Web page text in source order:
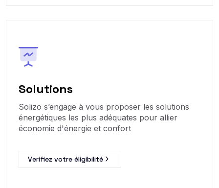
Solutions
Solizo s’engage à vous proposer les solutions
énergétiques les plus adéquates pour allier
économie d'énergie et confort
Verifiez votre éligibilité